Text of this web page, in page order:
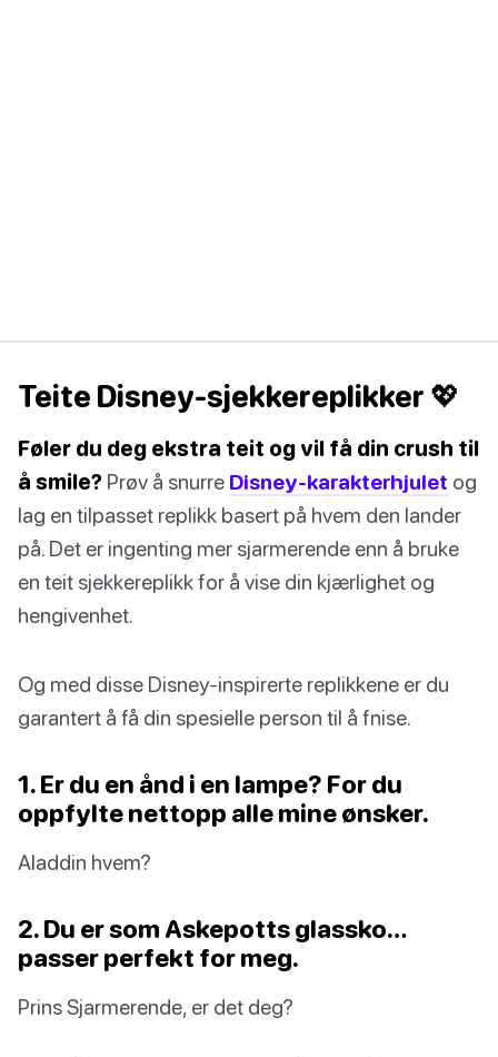
Teite Disney-sjekkereplikker 💖
Føler du deg ekstra teit og vil få din crush til
å smile? Prøv å snurre Disney-karakterhjulet og
lag en tilpasset replikk basert på hvem den lander
på. Det er ingenting mer sjarmerende enn å bruke
en teit sjekkereplikk for å vise din kjærlighet og
hengivenhet.
Og med disse Disney-inspirerte replikkene er du
garantert å få din spesielle person til å fnise.
1. Er du en ånd i en lampe? For du
oppfylte nettopp alle mine ønsker.
Aladdin hvem?
2. Du er som Askepotts glassko…
passer perfekt for meg.
Prins Sjarmerende, er det deg?